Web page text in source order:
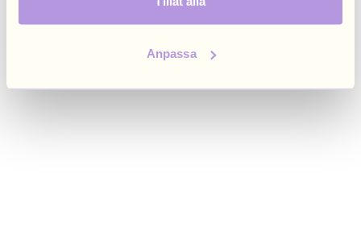
Anpassa